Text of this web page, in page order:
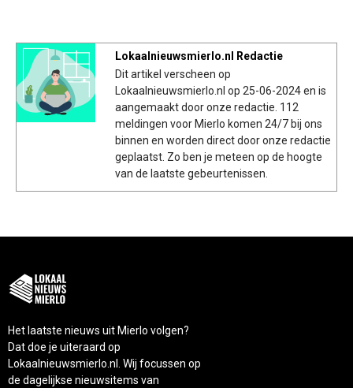
Lokaalnieuwsmierlo.nl Redactie
Dit artikel verscheen op
Lokaalnieuwsmierlo.nl op 25-06-2024 en is
aangemaakt door onze redactie. 112
meldingen voor Mierlo komen 24/7 bij ons
binnen en worden direct door onze redactie
geplaatst. Zo ben je meteen op de hoogte
van de laatste gebeurtenissen.
Het laatste nieuws uit Mierlo volgen?
Dat doe je uiteraard op
Lokaalnieuwsmierlo.nl. Wij focussen op
de dagelijkse nieuwsitems van